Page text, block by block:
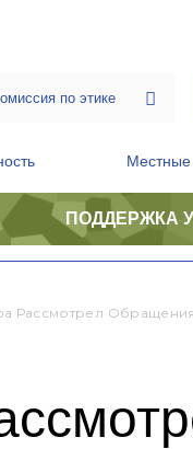
Местные
ПОДДЕРЖКА
Рассмотрел